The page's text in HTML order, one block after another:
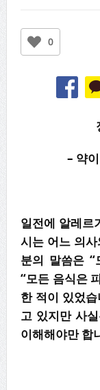
0
– 약
일전에 알레르
시는 어느 의
분의 말씀은 “
“모든 음식은
한 적이 있었
고 있지만 사
이해해야만 합